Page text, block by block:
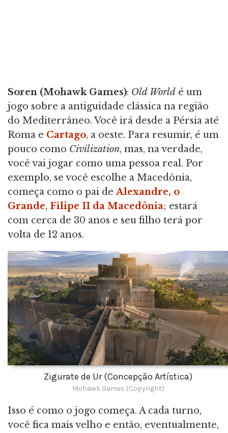
Soren (Mohawk Games): Old World é um
jogo sobre a antiguidade clássica na região
do Mediterrâneo. Você irá desde a Pérsia até
Roma e Cartago, a oeste. Para resumir, é um
pouco como Civilization, mas, na verdade,
você vai jogar como uma pessoa real. Por
exemplo, se você escolhe a Macedônia,
começa como o pai deAlexandre, o
Grande, Filipe II da Macedônia; estará
com cerca de 30 anos e seu filho terá por
volta de 12 anos.
Zigurate de Ur (Concepção Artística)
Mohawk Games (Copyright)
Isso é como o jogo começa. A cada turno,
você fica mais velho e então, eventualmente,